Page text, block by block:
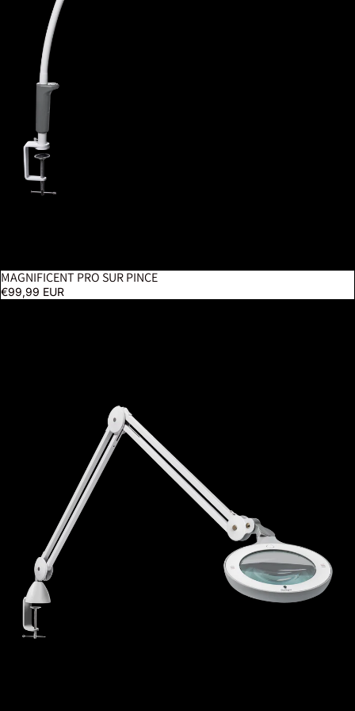
MAGNIFICENT PRO SUR PINCE
€99,99 EUR